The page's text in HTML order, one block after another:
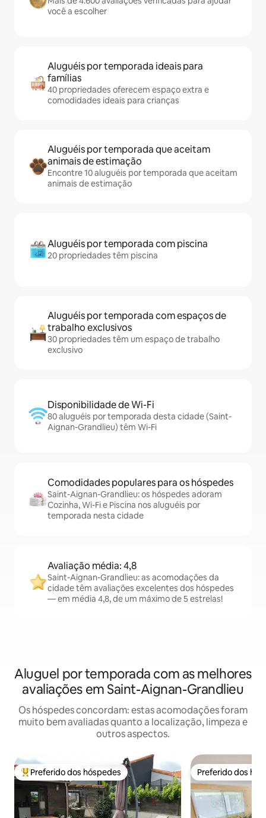
você a escolher
Aluguéis por temporada ideais para
famílias
40 propriedades oferecem espaço extra e
comodidades ideais para crianças
Aluguéis por temporada que aceitam
animais de estimação
Encontre 10 aluguéis por temporada que aceitam
animais de estimação
Aluguéis por temporada com piscina
20 propriedades têm piscina
Aluguéis por temporada com espaços de
trabalho exclusivos
30 propriedades têm um espaço de trabalho
exclusivo
Disponibilidade de Wi-Fi
80 aluguéis por temporada desta cidade (Saint-
Aignan-Grandlieu) têm Wi-Fi
Comodidades populares para os hóspedes
Saint-Aignan-Grandlieu: os hóspedes adoram
Cozinha, Wi-Fi e Piscina nos aluguéis por
temporada nesta cidade
Avaliação média: 4,8
Saint-Aignan-Grandlieu: as acomodações da
cidade têm avaliações excelentes dos hóspedes
— em média 4,8, de um máximo de 5 estrelas!
Aluguel por temporada com as melhores
avaliações em Saint-Aignan-Grandlieu
Os hóspedes concordam: estas acomodações foram
muito bem avaliadas quanto a localização, limpeza e
outros aspectos.
Entre os melhores preferidos dos hóspedes
Preferido dos hóspedes Preferido dos
Preferido dos